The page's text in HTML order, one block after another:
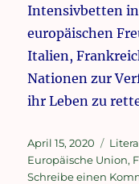
Intensivbetten
europäischen
Italien,
Nationen zur
ihr Leben zu
Veröffentlicht
am
April 15, 2020
Europäische Union,
Schreibe einen